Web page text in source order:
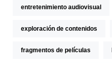
entretenimiento audiovisual
exploración de contenidos
fragmentos de películas